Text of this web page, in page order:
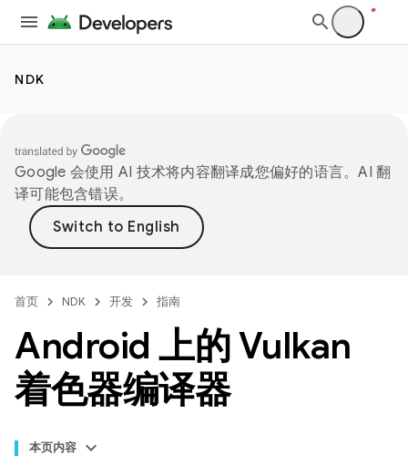
NDK
Google 会使用 AI 技术将内容翻译成您偏好的语言。AI 翻
译可能包含错误。
首页 NDK 开发 指南
Android 上的 Vulkan
着色器编译器
本页内容